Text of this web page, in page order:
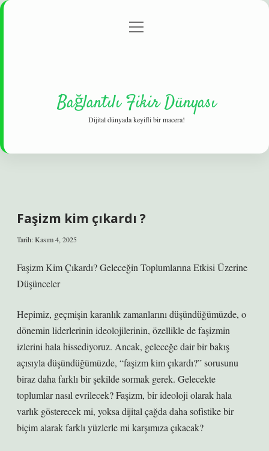
Gizlilik Politikası
menüyü
Bağlantılı Fikir Dünyası
Dijital dünyada keyifli bir macera!
Faşizm kim çıkardı ?
Tarih: Kasım 4, 2025
Faşizm Kim Çıkardı? Geleceğin Toplumlarına Etkisi Üzerine
Düşünceler
Hepimiz, geçmişin karanlık zamanlarını düşündüğümüzde, o
dönemin liderlerinin ideolojilerinin, özellikle de faşizmin
izlerini hala hissediyoruz. Ancak, geleceğe dair bir bakış
açısıyla düşündüğümüzde, “faşizm kim çıkardı?” sorusunu
biraz daha farklı bir şekilde sormak gerek. Gelecekte
toplumlar nasıl evrilecek? Faşizm, bir ideoloji olarak hala
varlık gösterecek mi, yoksa dijital çağda daha sofistike bir
biçim alarak farklı yüzlerle mi karşımıza çıkacak?